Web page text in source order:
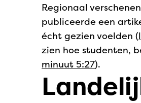
Regionaal
publiceerde een
écht gezien voelden (
zien hoe studenten,
minuut 5:27).